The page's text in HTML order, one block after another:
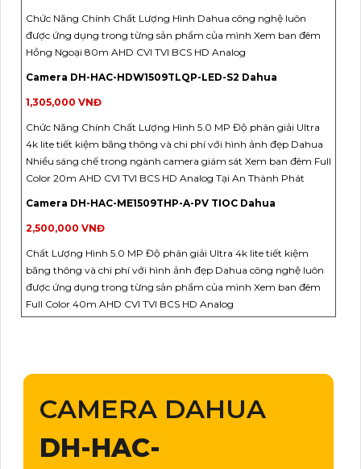
Chức Năng Chính Chất Lượng Hình Dahua công nghệ luôn
được ứng dụng trong từng sản phẩm của mình Xem ban đêm
Hồng Ngoại 80m AHD CVI TVI BCS HD Analog
Camera DH-HAC-HDW1509TLQP-LED-S2 Dahua
1,305,000 VNĐ
Chức Năng Chính Chất Lượng Hình 5.0 MP Độ phân giải Ultra
4k lite tiết kiệm băng thông và chi phí với hình ảnh đẹp Dahua
Nhiều sáng chế trong ngành camera giám sát Xem ban đêm Full
Color 20m AHD CVI TVI BCS HD Analog Tại An Thành Phát
Camera DH-HAC-ME1509THP-A-PV TIOC Dahua
2,500,000 VNĐ
Chất Lượng Hình 5.0 MP Độ phân giải Ultra 4k lite tiết kiệm
băng thông và chi phí với hình ảnh đẹp Dahua công nghệ luôn
được ứng dụng trong từng sản phẩm của mình Xem ban đêm
Full Color 40m AHD CVI TVI BCS HD Analog
CAMERA DAHUA
DH-HAC-